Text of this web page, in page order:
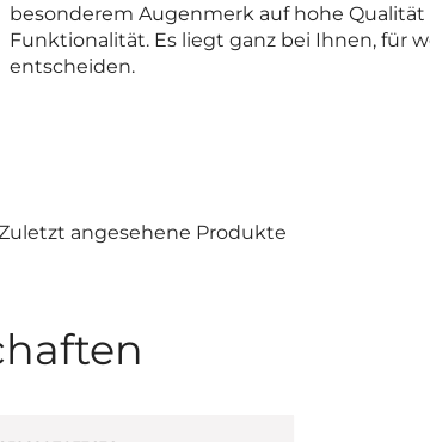
besonderem Augenmerk auf hohe Qualität
Funktionalität. Es liegt ganz bei Ihnen, für
entscheiden.
angesehene Produkte